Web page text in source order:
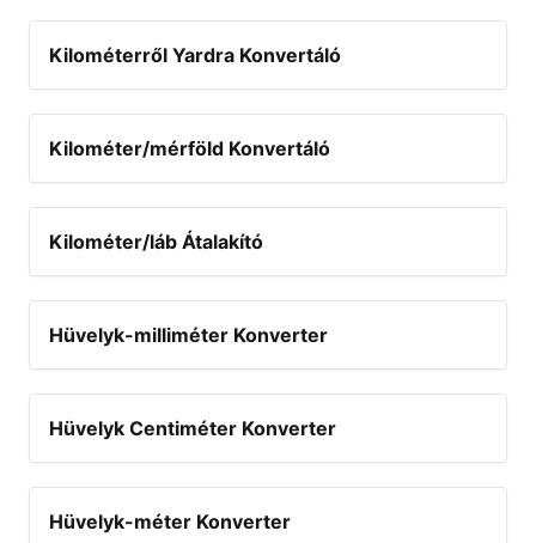
Kilométerről Yardra Konvertáló
Kilométer/mérföld Konvertáló
Kilométer/láb Átalakító
Hüvelyk-milliméter Konverter
Hüvelyk Centiméter Konverter
Hüvelyk-méter Konverter